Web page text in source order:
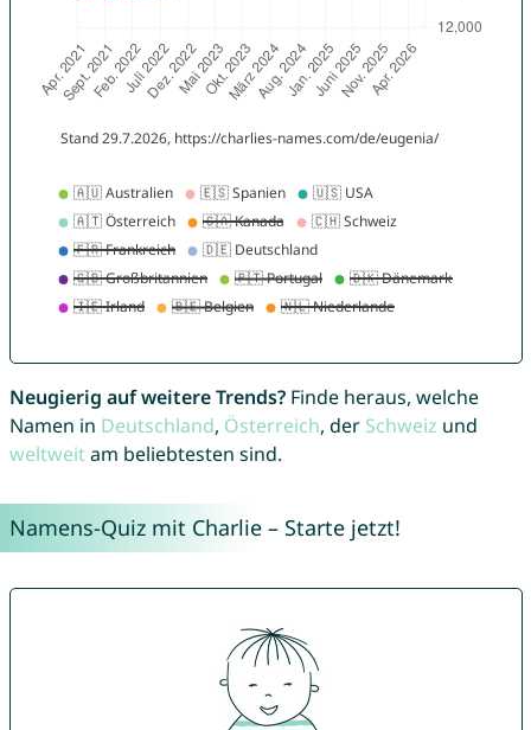
Neugierig auf weitere Trends?Finde heraus, welche
Namen in Deutschland, Österreich, der Schweiz und
weltweitam beliebtesten sind.
Namens-Quiz mit Charlie – Starte jetzt!